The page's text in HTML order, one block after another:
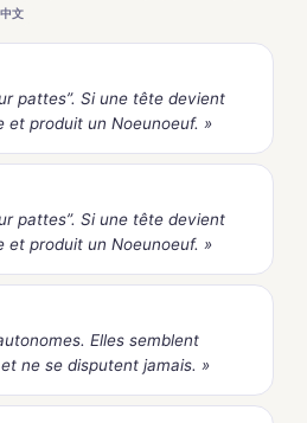
中文
pattes”. Si une tête devient
et produit un Noeunoeuf. »
pattes”. Si une tête devient
et produit un Noeunoeuf. »
Elles semblent
ne se disputent jamais. »